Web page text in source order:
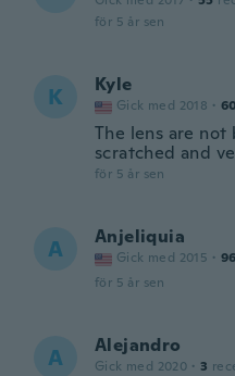
för 5 år sen
K Kyle
Gick med 2018 · 60
The lens are not
scratched and
för 5 år sen
A Anjeliquia
Gick med 2015 · 96
för 5 år sen
A Alejandro
Gick med 2020 · 3